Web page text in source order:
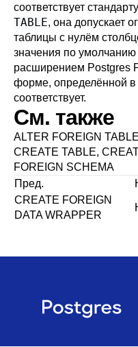
соответствует стандарту
TABLE, она допускает
таблицы с нулём
значения по умолчанию
расширением Postgres
форме, определённой в
соответствует.
См. также
ALTER FOREIGN TABLE
CREATE TABLE,
FOREIGN SCHEMA
Пред.
CREATE FOREIGN
DATA WRAPPER